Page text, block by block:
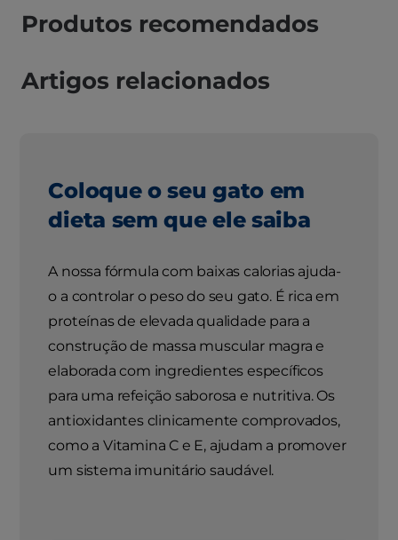
Produtos recomendados
Artigos relacionados
Coloque o seu gato em
dieta sem que ele saiba
A nossa fórmula com baixas calorias ajuda-
o a controlar o peso do seu gato. É rica em
proteínas de elevada qualidade para a
construção de massa muscular magra e
elaborada com ingredientes específicos
para uma refeição saborosa e nutritiva. Os
antioxidantes clinicamente comprovados,
como a Vitamina C e E, ajudam a promover
um sistema imunitário saudável.